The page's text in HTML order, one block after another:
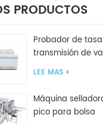
PRODUCTOS
Probador de
transmisión de
de agua W416 2.0
LEE MAS
Máquina
pico para bolsa